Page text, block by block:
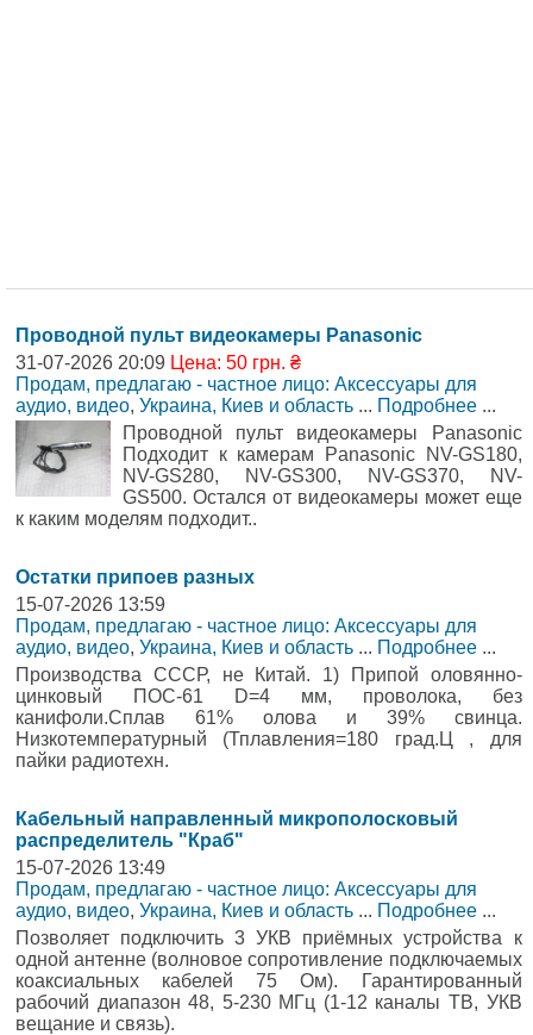
Проводной пульт видеокамеры Panasonic
31-07-2026 20:09 Цена: 50 грн. ₴
Продам, предлагаю - частное лицо: Аксессуары для
аудио, видео, Украина, Киев и область ... Подробнее ...
Проводной пульт видеокамеры Panasonic
Подходит к камерам Panasonic NV-GS180,
NV-GS280, NV-GS300, NV-GS370, NV-
GS500. Остался от видеокамеры может еще
к каким моделям подходит..
Остатки припоев разных
15-07-2026 13:59
Продам, предлагаю - частное лицо: Аксессуары для
аудио, видео, Украина, Киев и область ... Подробнее ...
Производства СССР, не Китай. 1) Припой оловянно-
цинковый ПОС-61 D=4 мм, проволока, без
канифоли.Сплав 61% олова и 39% свинца.
Низкотемпературный (Тплавления=180 град.Ц , для
пайки радиотехн.
Кабельный направленный микрополосковый
распределитель "Краб"
15-07-2026 13:49
Продам, предлагаю - частное лицо: Аксессуары для
аудио, видео, Украина, Киев и область ... Подробнее ...
Позволяет подключить 3 УКВ приёмных устройства к
одной антенне (волновое сопротивление подключаемых
коаксиальных кабелей 75 Ом). Гарантированный
рабочий диапазон 48, 5-230 МГц (1-12 каналы ТВ, УКВ
вещание и связь).